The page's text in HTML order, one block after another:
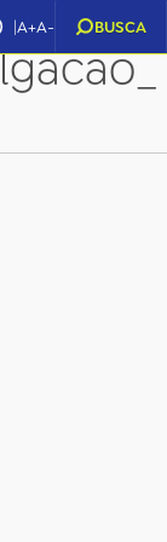
|A+A- BUSCA